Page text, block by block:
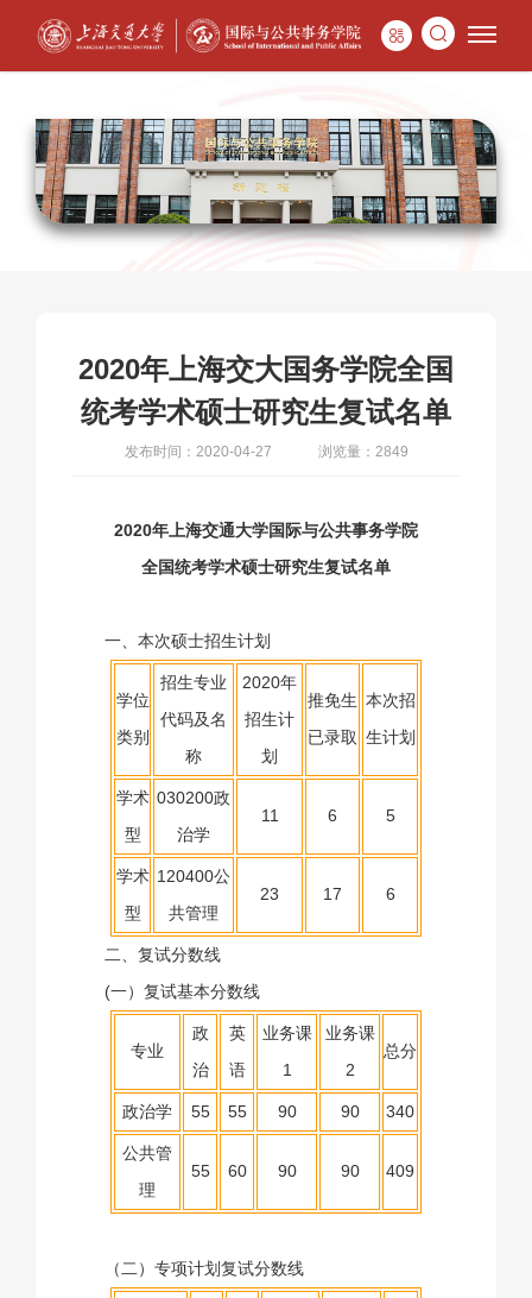
2020年上海交大国务学院全国
统考学术硕士研究生复试名单
发布时间：2020-04-27 浏览量：2849
2020年上海交通大学国际与公共事务学院
全国统考学术硕士研究生复试名单
一、本次硕士招生计划
学位
类别
招生专业
代码及名
称
2020年
招生计
划
推免生
已录取
本次招
生计划
学术
型
030200政
治学
11 6 5
学术
型
120400公
共管理
23 17 6
二、复试分数线
(一）复试基本分数线
专业
政
治
英
语
业务课
1
业务课
2
总分
政治学 55 55 90 90 340
公共管
理
55 60 90 90 409
（二）专项计划复试分数线